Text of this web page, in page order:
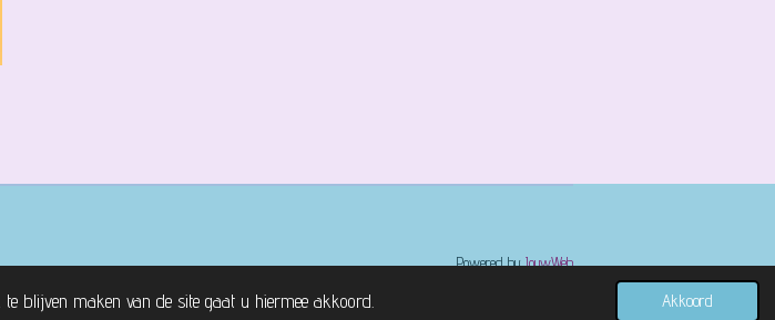
blijven maken van de site gaat u hiermee akkoord. Akkoord
Powered byJouwWeb